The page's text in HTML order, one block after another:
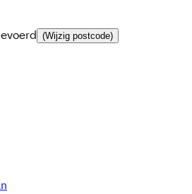
(Wijzig postcode)